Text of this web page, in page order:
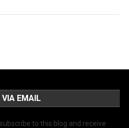
VIA EMAIL
to this blog and receive